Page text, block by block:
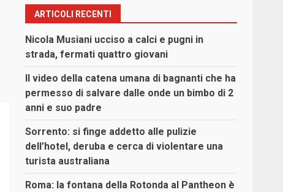
ARTICOLI RECENTI
Nicola Musiani ucciso a calci e pugni in
strada, fermati quattro giovani
Il video della catena umana di bagnanti che ha
permesso di salvare dalle onde un bimbo di 2
anni e suo padre
Sorrento: si finge addetto alle pulizie
dell’hotel, deruba e cerca di violentare una
turista australiana
Roma: la fontana della Rotonda al Pantheon è